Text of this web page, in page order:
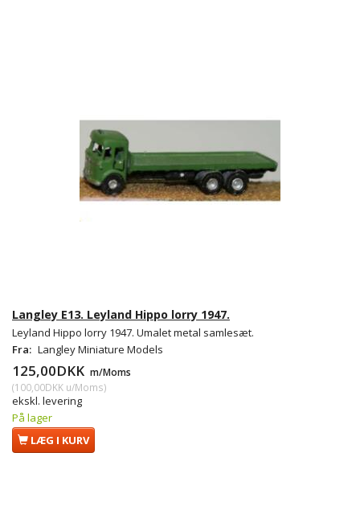
Langley E13. Leyland Hippo lorry 1947.
Leyland Hippo lorry 1947. Umalet metal samlesæt.
Fra: Langley Miniature Models
125,00DKK m/Moms
(100,00DKK u/Moms)
ekskl. levering
På lager
LÆG I KURV